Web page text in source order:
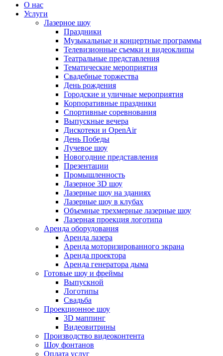
О нас
Услуги
Лазерное шоу
Праздники
Музыкальные и концертные программы
Телевизионные съемки и видеоклипы
Театральные представления
Тематические мероприятия
Свадебные торжества
День рождения
Городские и уличные мероприятия
Корпоративные праздники
Спортивные соревнования
Выпускные вечера
Дискотеки и OpenAir
День Победы
Лучевое шоу
Новогодние представления
Презентации
Промышленность
Лазерное 3D шоу
Лазерные шоу на зданиях
Лазерные шоу в клубах
Объемные трехмерные лазерные шоу
Лазерная проекция логотипа
Аренда оборудования
Аренда лазера
Аренда моторизированного экрана
Аренда проектора
Аренда генератора дыма
Готовые шоу и фреймы
Выпускной
Логотипы
Свадьба
Проекционное шоу
3D маппинг
Видеовитрины
Производство видеоконтента
Шоу фонтанов
Оплата услуг